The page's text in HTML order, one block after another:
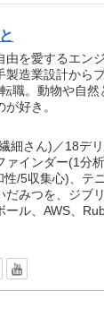
由を愛するエン
製造業設計から
職。動物や自
が好き。
細さん)／18デ
ァインダー(1分
性/5収集心)、テ
だみつを、ジブ
ール、AWS、